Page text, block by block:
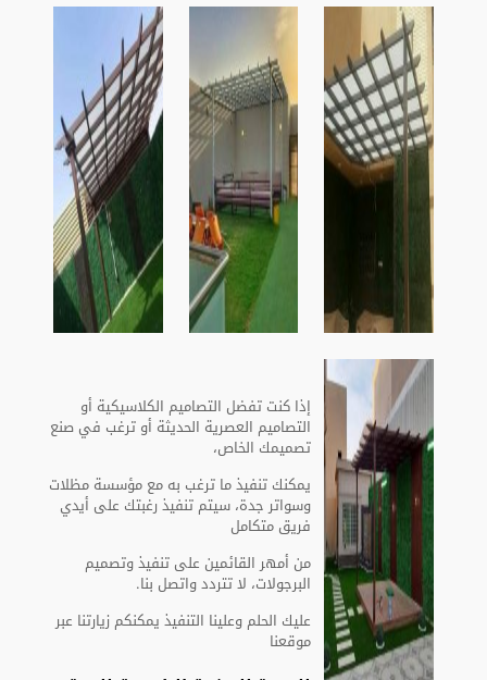
إذا كنت تفضل التصاميم الكلاسيكية أو
التصاميم العصرية الحديثة أو ترغب في صنع
تصميمك الخاص،
يمكنك تنفيذ ما ترغب به مع مؤسسة مظلات
وسواتر جدة، سيتم تنفيذ رغبتك على أيدي
فريق متكامل
من أمهر القائمين على تنفيذ وتصميم
البرجولات، لا تتردد واتصل بنا.
عليك الحلم وعلينا التنفيذ يمكنكم زيارتنا عبر
موقعنا